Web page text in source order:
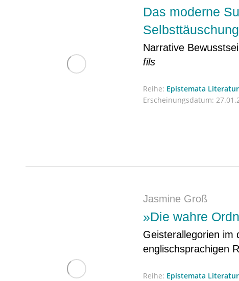
Das moderne
Selbsttäuschung
Narrative
fils
Reihe: Epistemata
Erscheinungsdatum:
Jasmine Groß
»Die wahre
Geisterallegorien im
englischsprachigen
Reihe: Epistemata